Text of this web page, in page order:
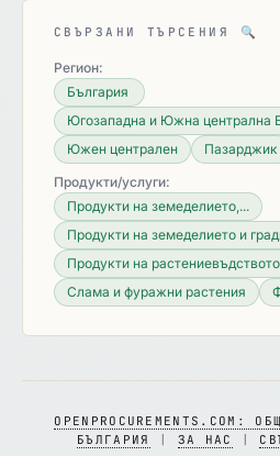
СВЪРЗАНИ ТЪРСЕНИЯ 🔍
Регион:
България
Югозападна и Южна централна
Южен централен
Пазарджик
Продукти/услуги:
Продукти на земеделието,...
Продукти на земеделието и
Продукти на
Слама и фуражни растения
OPENPROCUREMENTS.COM:
БЪЛГАРИЯ
| ЗА НАС |